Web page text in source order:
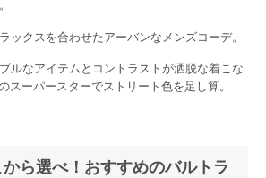
ックスを合わせたアーバンなメンズコーデ。
ルなアイテムとコントラストが洒脱な着こな
スーパースターでストリート色を足し算。
ら選べ！おすすめのバルトラ